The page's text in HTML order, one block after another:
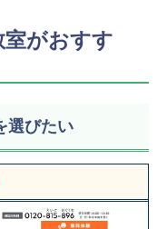
がおすす
選びたい